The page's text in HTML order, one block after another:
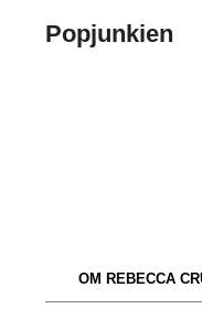
Popjunkien
OM REBECCA